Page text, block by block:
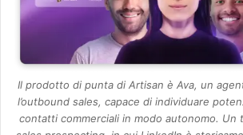
Il prodotto di punta di Artisan è Ava, un
l’outbound sales, capace di individuare
contatti commerciali in modo autonomo. Un